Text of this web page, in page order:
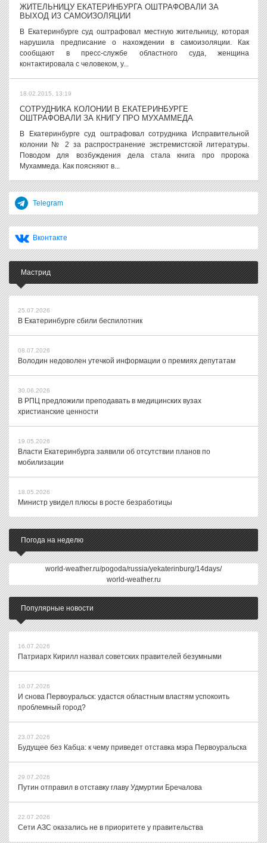
ЖИТЕЛЬНИЦУ ЕКАТЕРИНБУРГА ОШТРАФОВАЛИ ЗА
ВЫХОД ИЗ САМОИЗОЛЯЦИИ
В Екатеринбурге суд оштрафовал местную жительницу, которая
нарушила предписание о нахождении в самоизоляции. Как
сообщают в пресс-службе областного суда, женщина
контактировала с человеком, у...
18.02.2015, 13:19
СОТРУДНИКА КОЛОНИИ В ЕКАТЕРИНБУРГЕ
ОШТРАФОВАЛИ ЗА КНИГУ ПРО МУХАММЕДА
В Екатеринбурге суд оштрафовал сотрудника Исправительной
колонии № 2 за распространение экстремистской литературы.
Поводом для возбуждения дела стала книга про пророка
Мухаммеда. Как поясняют в...
Telegram
Вконтакте
Мастрид
25.07.2026
В Екатеринбурге сбили беспилотник
08.07.2026
Володин недоволен утечкой информации о премиях депутатам
30.06.2026
В РПЦ предложили преподавать в медицинских вузах
христианские ценности
19.05.2026
Власти Екатеринбурга заявили об отсутствии планов по
мобилизации
18.05.2026
Министр увидел плюсы в росте безработицы
Погода на неделю
world-weather.ru/pogoda/russia/yekaterinburg/14days/
world-weather.ru
Популярные новости
16.07.2026
Патриарх Кирилл назвал советских правителей безумными
10.07.2026
И снова Первоуральск: удастся областным властям успокоить
проблемный город?
23.07.2026
Будущее без Кабца: к чему приведет отставка мэра Первоуральска
29.07.2026
Путин отправил в отставку главу Удмуртии Бречалова
22.07.2026
Сети АЗС оказались не в приоритете у правительства